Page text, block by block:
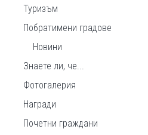
Туризъм
Побратимени градове
Новини
Знаете ли, че...
Фотогалерия
Награди
Почетни граждани